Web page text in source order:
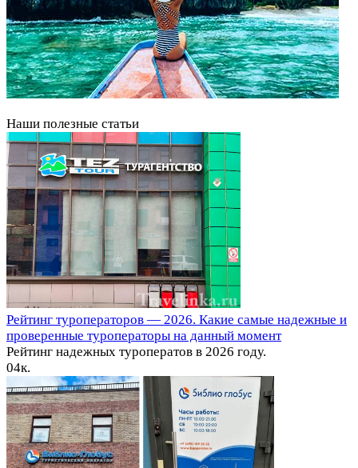
Наши полезные статьи
Рейтинг туроператоров — 2026. Какие самые надежные и
проверенные туроператоры на данный момент
Рейтинг надежных туроператов в 2026 году.
04к.